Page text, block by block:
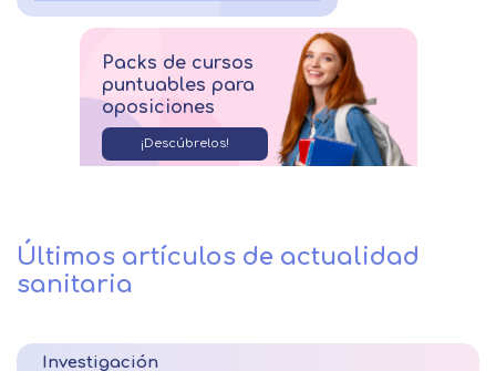
Packs de cursos
puntuables para
oposiciones
¡Descúbrelos!
Últimos artículos de actualidad
sanitaria
Investigación